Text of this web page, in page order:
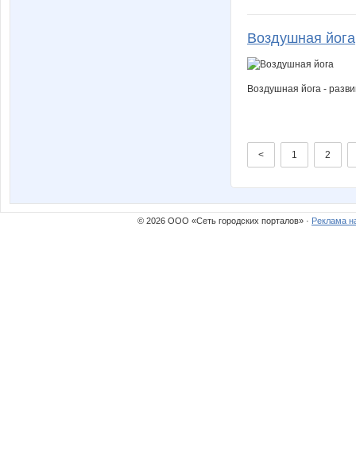
Воздушная йога
Воздушная йога -
< 1 2
© 2026 ООО «Сеть городских порталов» · Реклама